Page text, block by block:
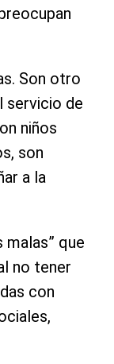
Son otro
servicio de
niños
son
a la
malas” que
no tener
con